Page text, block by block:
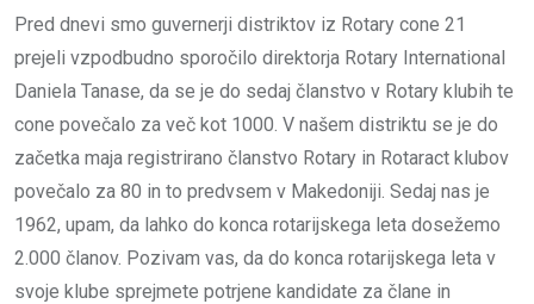
Pred dnevi smo guvernerji distriktov iz Rotary cone 21
prejeli vzpodbudno sporočilo direktorja Rotary International
Daniela Tanase, da se je do sedaj članstvo v Rotary klubih te
cone povečalo za več kot 1000. V našem distriktu se je do
začetka maja registrirano članstvo Rotary in Rotaract klubov
povečalo za 80 in to predvsem v Makedoniji. Sedaj nas je
1962, upam, da lahko do konca rotarijskega leta dosežemo
2.000 članov. Pozivam vas, da do konca rotarijskega leta v
svoje klube sprejmete potrjene kandidate za člane in